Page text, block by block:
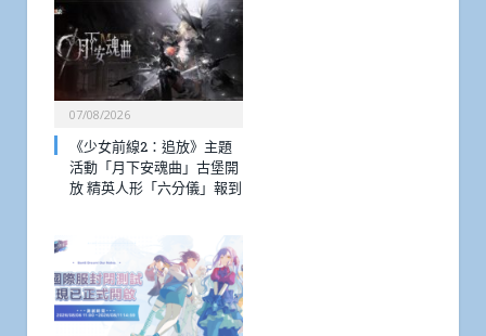
07/08/2026
《少女前線2：追放》主題
活動「月下安魂曲」古堡開
放 精英人形「六分儀」報到